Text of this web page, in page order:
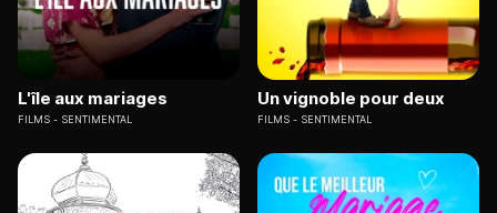
L'île aux mariages
FILMS SENTIMENTAL
Un vignoble pour deux
FILMS SENTIMENTAL